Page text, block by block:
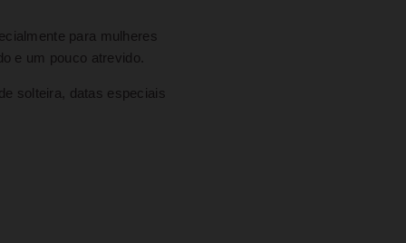
para mulheres
e um pouco atrevido.
solteira, datas especiais